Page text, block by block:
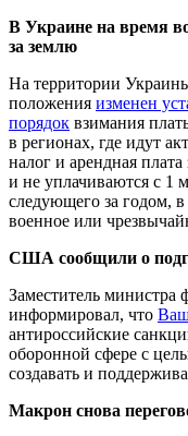
В Украине на время
за землю
На территории
положения изменен
порядок взимания
в регионах, где идут
налог и арендная
и не уплачиваются с 1
следующего за годом,
военное или
США сообщили о
Заместитель
информировал, что
антироссийские
оборонной сфере с
создавать и
Макрон снова